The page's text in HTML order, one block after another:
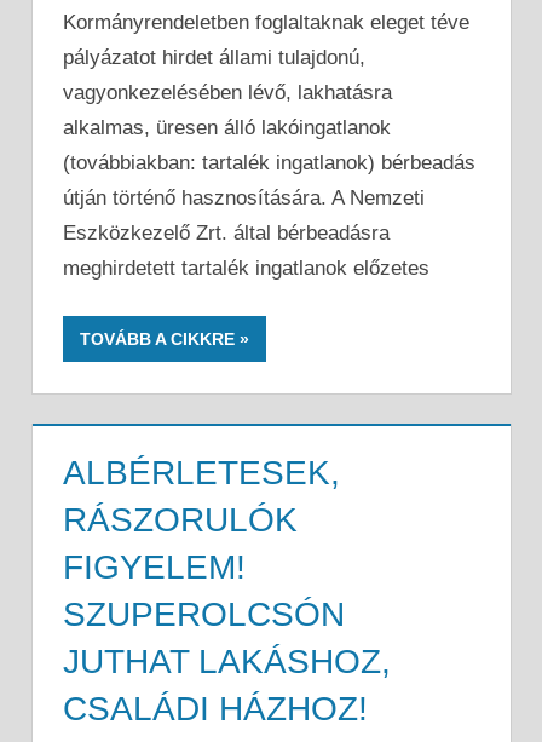
Kormányrendeletben foglaltaknak eleget téve
pályázatot hirdet állami tulajdonú,
vagyonkezelésében lévő, lakhatásra
alkalmas, üresen álló lakóingatlanok
(továbbiakban: tartalék ingatlanok) bérbeadás
útján történő hasznosítására. A Nemzeti
Eszközkezelő Zrt. által bérbeadásra
meghirdetett tartalék ingatlanok előzetes
TOVÁBB A CIKKRE
ALBÉRLETESEK,
RÁSZORULÓK
FIGYELEM!
SZUPEROLCSÓN
JUTHAT LAKÁSHOZ,
CSALÁDI HÁZHOZ!